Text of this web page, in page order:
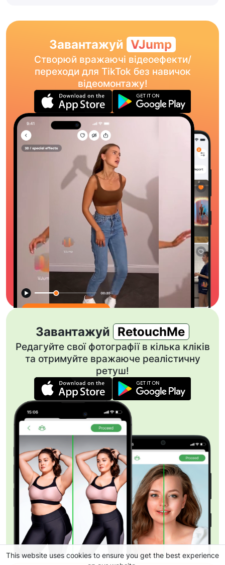
Завантажуй VJump
Створюй вражаючі відеоефекти/
переходи для TikTok без навичок
відеомонтажу!
Завантажуй RetouchMe
Редагуйте свої фотографії в кілька кліків
та отримуйте вражаюче реалістичну
ретуш!
This website uses cookies to ensure you get the best experience